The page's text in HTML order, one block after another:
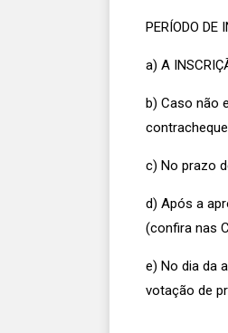
PERÍODO
a) A
b) Caso não
c) No prazo
d) Após a
(confira nas
e) No dia da
votação de